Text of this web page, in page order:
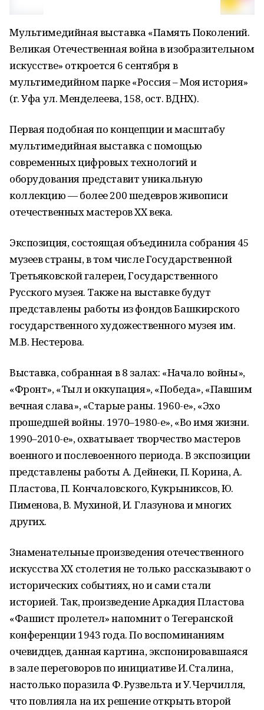
Мультимедийная выставка «Память Поколений.
Великая Отечественная война в изобразительном
искусстве» откроется 6 сентября в
мультимедийном парке «Россия – Моя история»
(г. Уфа ул. Менделеева, 158, ост. ВДНХ).
Первая подобная по концепции и масштабу
мультимедийная выставка с помощью
современных цифровых технологий и
оборудования представит уникальную
коллекцию — более 200 шедевров живописи
отечественных мастеров XX века.
Экспозиция, состоящая объединила собрания 45
музеев страны, в том числе Государственной
Третьяковской галереи, Государственного
Русского музея. Также на выставке будут
представлены работы из фондов Башкирского
государственного художественного музея им.
М.В. Нестерова.
Выставка, собранная в 8 залах: «Начало войны»,
«Фронт», «Тыл и оккупация», «Победа», «Павшим
вечная слава», «Старые раны. 1960-е», «Эхо
прошедшей войны. 1970–1980-е», «Во имя жизни.
1990–2010-е», охватывает творчество мастеров
военного и послевоенного периода. В экспозиции
представлены работы А. Дейнеки, П. Корина, А.
Пластова, П. Кончаловского, Кукрыниксов, Ю.
Пименова, В. Мухиной, И. Глазунова и многих
других.
Знаменательные произведения отечественного
искусства ХХ столетия не только рассказывают о
исторических событиях, но и сами стали
историей. Так, произведение Аркадия Пластова
«Фашист пролетел» напомнит о Тегеранской
конференции 1943 года. По воспоминаниям
очевидцев, данная картина, экспонировавшаяся
в зале переговоров по инициативе И. Сталина,
настолько поразила Ф. Рузвельта и У. Черчилля,
что повлияла на их решение открыть второй